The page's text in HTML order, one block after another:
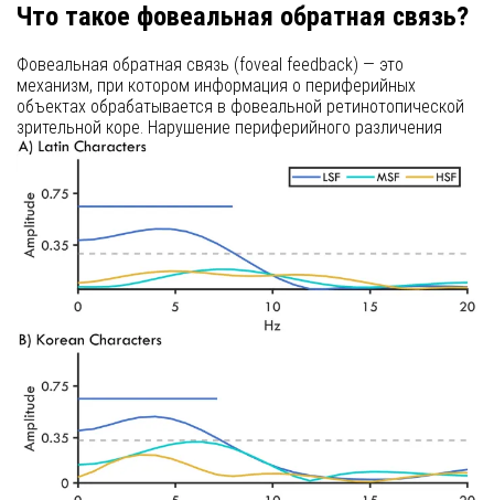
Что такое фовеальная обратная связь?
Фовеальная обратная связь (foveal feedback) — это
механизм, при котором информация о периферийных
объектах обрабатывается в фовеальной ретинотопической
зрительной коре. Нарушение периферийного различения
объектов происходит, когда фовеальная обратная связь
disrupted by TMS (транскраниальная магнитная стимуляция)
фовеальных ретинотопических областей или при
асинхронном предъявлении фовеального стимула.
Временные динамики и информационное
содержание
Предыдущие результаты несколько противоречивы
относительно информационного содержания и временной
периферийное различение нарушается, когда фовеальный
стимул (будь то патч шума или объект) presented
асинхронно. В contrast, когда асинхронно presented
фовеальный объект идентичен периферийной цели, это
улучшает периферийное различение.